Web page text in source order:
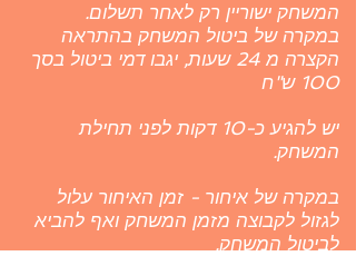
המשחק ישוריין רק לאחר תשלום.
במקרה של ביטול המשחק בהתראה
הקצרה מ 24 שעות, יגבו דמי ביטול בסך
100 ש"ח
יש להגיע כ-10 דקות לפני תחילת
המשחק.
במקרה של איחור - זמן האיחור עלול
לגזול לקבוצה מזמן המשחק ואף להביא
לביטול המשחק.